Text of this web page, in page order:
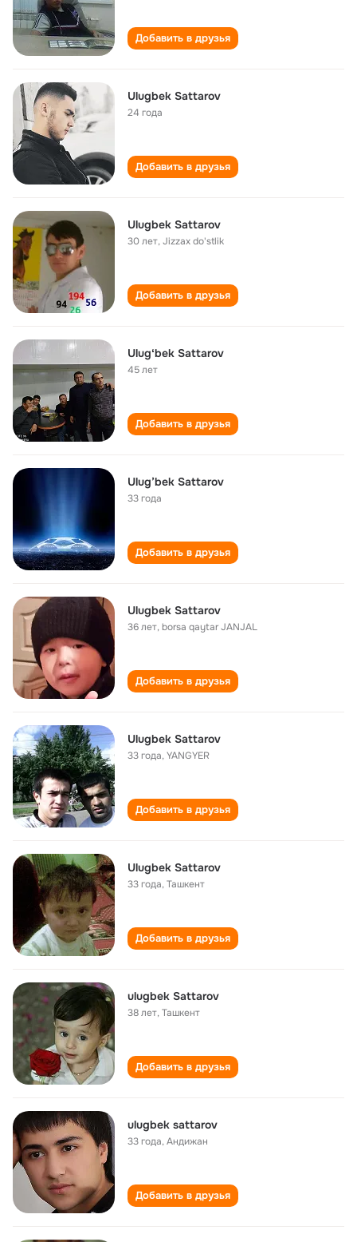
Добавить в друзья
Ulugbek Sattarov
24 года
Добавить в друзья
Ulugbek Sattarov
30 лет,Jizzax do'stlik
Добавить в друзья
Ulugʻbek Sattarov
45 лет
Добавить в друзья
Ulug’bek Sattarov
33 года
Добавить в друзья
Ulugbek Sattarov
36 лет,borsa qaytar JANJAL
Добавить в друзья
Ulugbek Sattarov
33 года,YANGYER
Добавить в друзья
Ulugbek Sattarov
33 года,Ташкент
Добавить в друзья
ulugbek Sattarov
38 лет,Ташкент
Добавить в друзья
ulugbek sattarov
33 года,Андижан
Добавить в друзья